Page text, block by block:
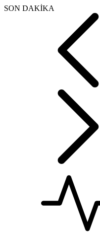
SON DAKİKA